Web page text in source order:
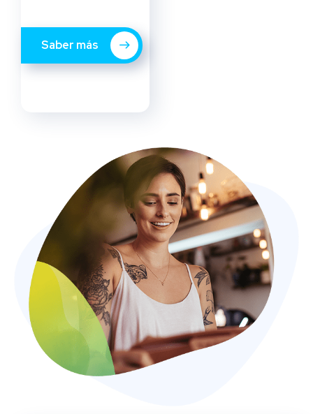
Saber más